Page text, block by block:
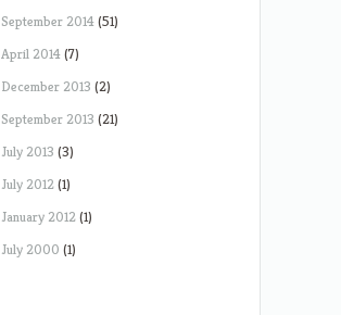
September 2014(51)
April 2014(7)
December 2013 (2)
September 2013 (21)
July 2013 (3)
July 2012(1)
January 2012(1)
July 2000 (1)